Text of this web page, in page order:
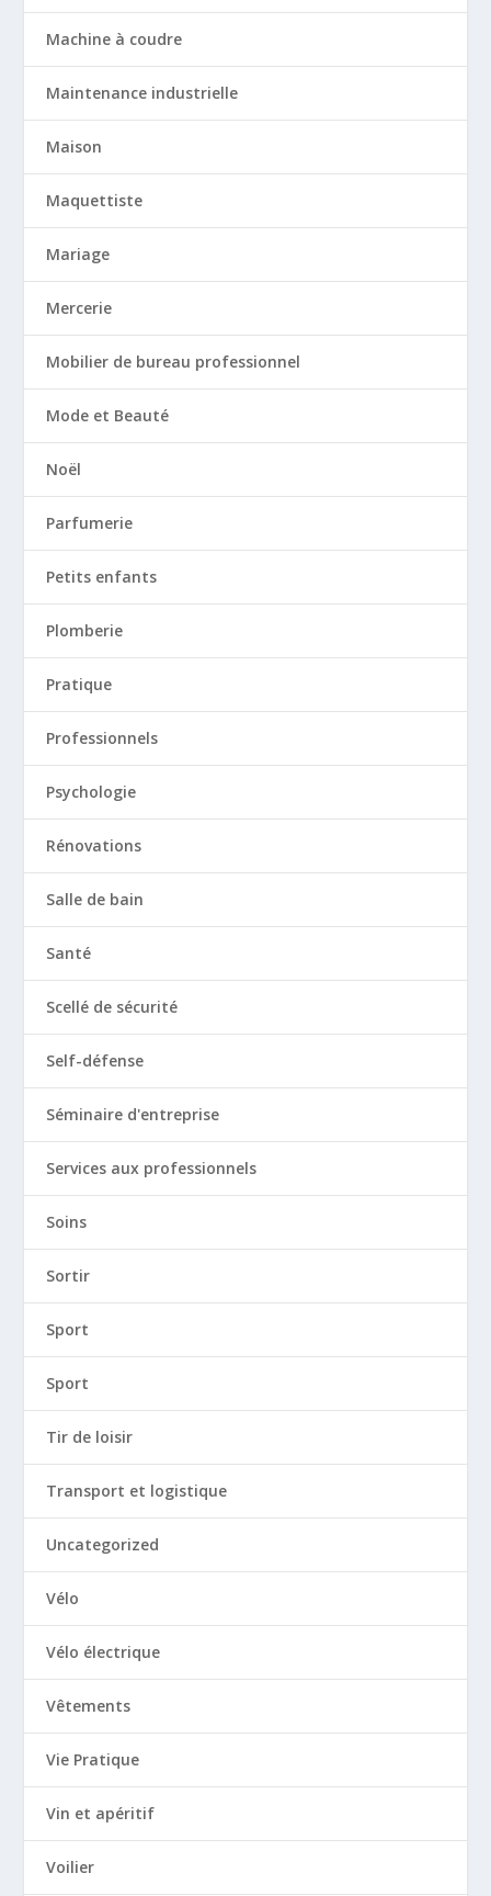
Machine à coudre
Maintenance industrielle
Maison
Maquettiste
Mariage
Mercerie
Mobilier de bureau professionnel
Mode et Beauté
Noël
Parfumerie
Petits enfants
Plomberie
Pratique
Professionnels
Psychologie
Rénovations
Salle de bain
Santé
Scellé de sécurité
Self-défense
Séminaire d'entreprise
Services aux professionnels
Soins
Sortir
Sport
Sport
Tir de loisir
Transport et logistique
Uncategorized
Vélo
Vélo électrique
Vêtements
Vie Pratique
Vin et apéritif
Voilier